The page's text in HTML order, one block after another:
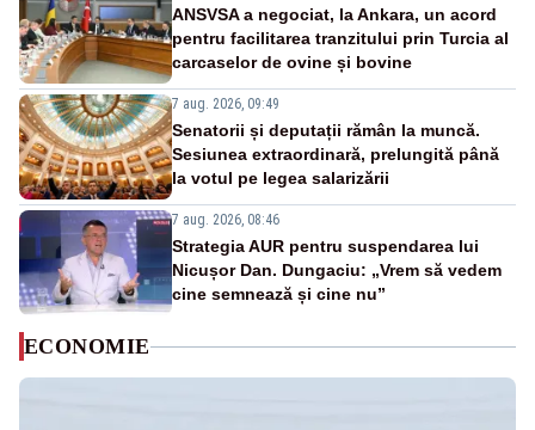
ANSVSA a negociat, la Ankara, un acord
pentru facilitarea tranzitului prin Turcia al
carcaselor de ovine și bovine
7 aug. 2026, 09:49
Senatorii și deputații rămân la muncă.
Sesiunea extraordinară, prelungită până
la votul pe legea salarizării
7 aug. 2026, 08:46
Strategia AUR pentru suspendarea lui
Nicușor Dan. Dungaciu: „Vrem să vedem
cine semnează și cine nu”
ECONOMIE